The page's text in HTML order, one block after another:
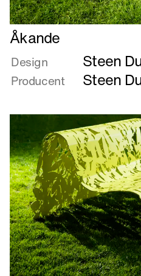
Læs
mere
om
Åkande
Åkande
Design Steen
Producent Steen